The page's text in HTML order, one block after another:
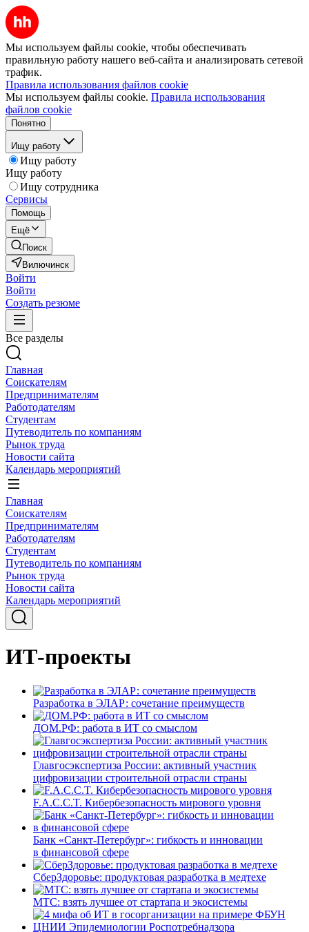
Мы используем файлы cookie, чтобы обеспечивать
правильную работу нашего веб-сайта и анализировать сетевой
трафик.
Правила использования файлов cookie
Мы используем файлы cookie. Правила использования
файлов cookie
Понятно
Ищу работу
Ищу работу
Ищу работу
Ищу сотрудника
Сервисы
Помощь
Ещё
Поиск
Вилючинск
Войти
Войти
Создать резюме
Все разделы
Главная
Соискателям
Предпринимателям
Работодателям
Студентам
Путеводитель по компаниям
Рынок труда
Новости сайта
Календарь мероприятий
Главная
Соискателям
Предпринимателям
Работодателям
Студентам
Путеводитель по компаниям
Рынок труда
Новости сайта
Календарь мероприятий
ИТ-проекты
Разработка в ЭЛАР: сочетание преимуществ
ДОМ.РФ: работа в ИТ со смыслом
Главгосэкспертиза России: активный участник
цифровизации строительной отрасли страны
F.A.C.C.T. Кибербезопасность мирового уровня
Банк «Санкт-Петербург»: гибкость и инновации
в финансовой сфере
СберЗдоровье: продуктовая разработка в медтехе
МТС: взять лучшее от стартапа и экосистемы